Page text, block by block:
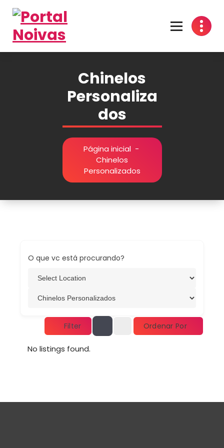
inspirações e organização prática no Portal Noivas. 💍👰
Chinelos
Personaliza
dos
Página inicial-
Chinelos
Personalizados
O que vc está procurando?
Filter Ordenar Por
No listings found.